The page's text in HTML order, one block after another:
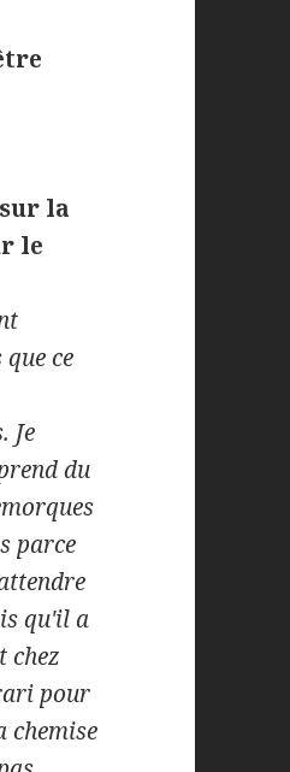
la
le
ce
Je
du
parce
qu'il a
chez
pour
chemise